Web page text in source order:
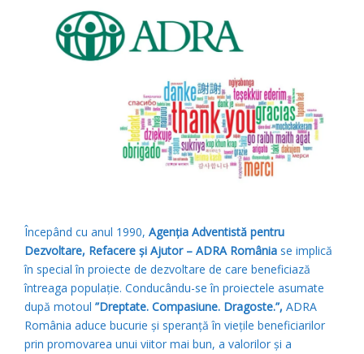
Începând cu anul 1990, Agenţia Adventistă pentru
Dezvoltare, Refacere și Ajutor – ADRA România se implică
în special în proiecte de dezvoltare de care beneficiază
întreaga populație. Conducându-se în proiectele asumate
după motoul ”Dreptate. Compasiune. Dragoste.”, ADRA
România aduce bucurie și speranță în viețile beneficiarilor
prin promovarea unui viitor mai bun, a valorilor și a